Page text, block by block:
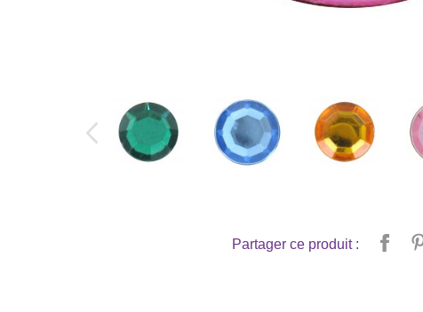
Partager ce produit :